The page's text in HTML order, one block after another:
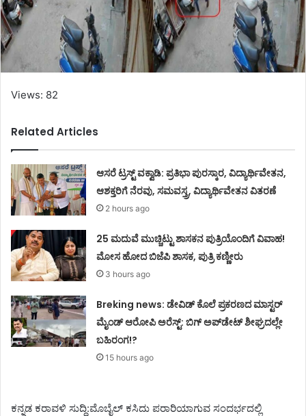
Views: 82
Related Articles
ಆಸರೆ ಟ್ರಸ್ಟ್‌ ವಕ್ವಾಡಿ: ಪ್ರತಿಭಾ ಪುರಸ್ಕಾರ, ವಿದ್ಯಾರ್ಥಿವೇತನ,
ಆಶಕ್ತರಿಗೆ ನೆರವು, ಸಮವಸ್ತ್ರ, ವಿದ್ಯಾರ್ಥಿವೇತನ ವಿತರಣೆ
2 hours ago
25 ಮದುವೆ ಮುಚ್ಚಿಟ್ಟು ಶಾಸಕನ ಪುತ್ರಿಯೊಂದಿಗೆ ವಿವಾಹ!
ಮೋಸ ಹೋದ ಬಿಜೆಪಿ ಶಾಸಕ, ಪುತ್ರಿ ಕಣ್ಣೀರು
3 hours ago
Breking news: ಡೇವಿಡ್ ಕೊಲೆ ಪ್ರಕರಣದ ಮಾಸ್ಟರ್
ಮೈಂಡ್ ಆರೋಪಿ ಅರೆಸ್ಟ್: ಬಿಗ್ ಅಪ್‌ಡೇಟ್ ಶೀಘ್ರದಲ್ಲೇ
ಬಹಿರಂಗ!?
15 hours ago
ಕನ್ನಡ ಕರಾವಳಿ ಸುದ್ದಿ:ಮೊಬೈಲ್ ಕಸಿದು ಪರಾರಿಯಾಗುವ ಸಂದರ್ಭದಲ್ಲಿ